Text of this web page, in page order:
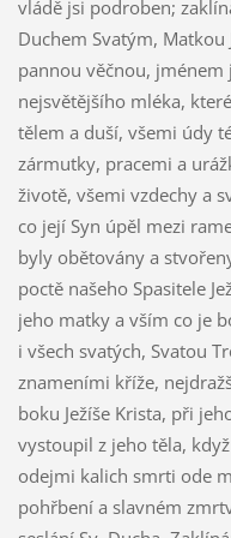
vládě jsi podroben;
Duchem Svatým, Matkou
pannou věčnou,
nejsvětějšího mléka,
tělem a duší, všemi údy
zármutky, pracemi a
životě, všemi vzdechy a
co její Syn úpěl mezi
byly obětovány a
poctě našeho Spasitele
jeho matky a vším co je
i všech svatých, Svatou
znameními kříže,
boku Ježíše Krista, při
vystoupil z jeho těla,
odejmi kalich smrti ode
pohřbení a slavném